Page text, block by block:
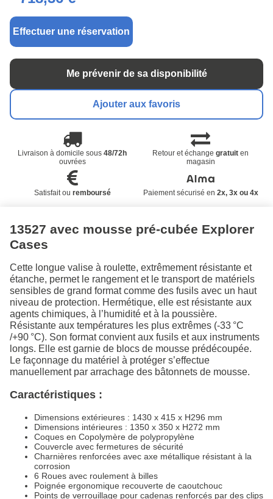
Effectuer une réservation
Me prévenir de sa disponibilité
Ajouter aux favoris
Livraison à domicile sous48/72h
ouvrées
Retour et échangegratuit en
magasin
Satisfait ou remboursé Paiement sécurisé en 2x, 3x ou 4x
13527 avec mousse pré-cubée Explorer
Cases
Cette longue valise à roulette, extrêmement résistante et
étanche, permet le rangement et le transport de matériels
sensibles de grand format comme des fusils avec un haut
niveau de protection. Hermétique, elle est résistante aux
agents chimiques, à l’humidité et à la poussière.
Résistante aux températures les plus extrêmes (-33 °C
/+90 °C). Son format convient aux fusils et aux instruments
longs. Elle est garnie de blocs de mousse prédécoupée.
Le façonnage du matériel à protéger s’effectue
manuellement par arrachage des bâtonnets de mousse.
Caractéristiques :
Dimensions extérieures : 1430 x 415 x H296 mm
Dimensions intérieures : 1350 x 350 x H272 mm
Coques en Copolymère de polypropylène
Couvercle avec fermetures de sécurité
Charnières renforcées avec axe métallique résistant à la
corrosion
6 Roues avec roulement à billes
Poignée ergonomique recouverte de caoutchouc
Points de verrouillage pour cadenas renforcés par des clips